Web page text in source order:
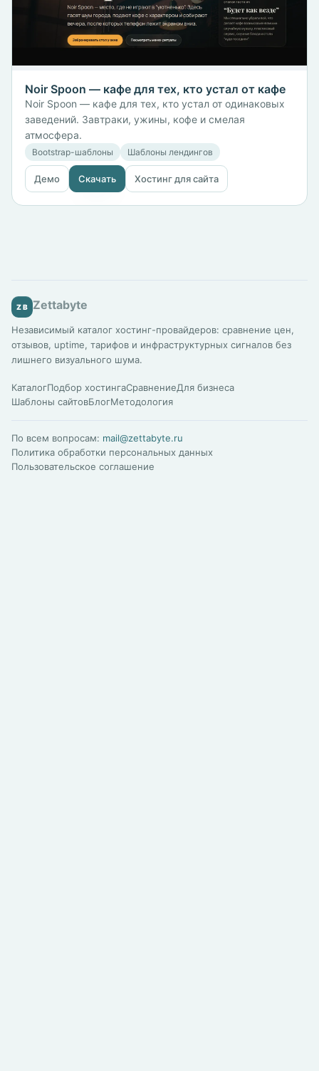
Noir Spoon — кафе для тех, кто устал от кафе
Noir Spoon — кафе для тех, кто устал от одинаковых
заведений. Завтраки, ужины, кофе и смелая
атмосфера.
Bootstrap-шаблоны Шаблоны лендингов
Демо Скачать Хостинг для сайта
ZB Zettabyte
Независимый каталог хостинг-провайдеров: сравнение цен,
отзывов, uptime, тарифов и инфраструктурных сигналов без
лишнего визуального шума.
КаталогПодбор хостингаСравнениеДля бизнеса
Шаблоны сайтовБлогМетодология
По всем вопросам: mail@zettabyte.ru
Политика обработки персональных данных
Пользовательское соглашение